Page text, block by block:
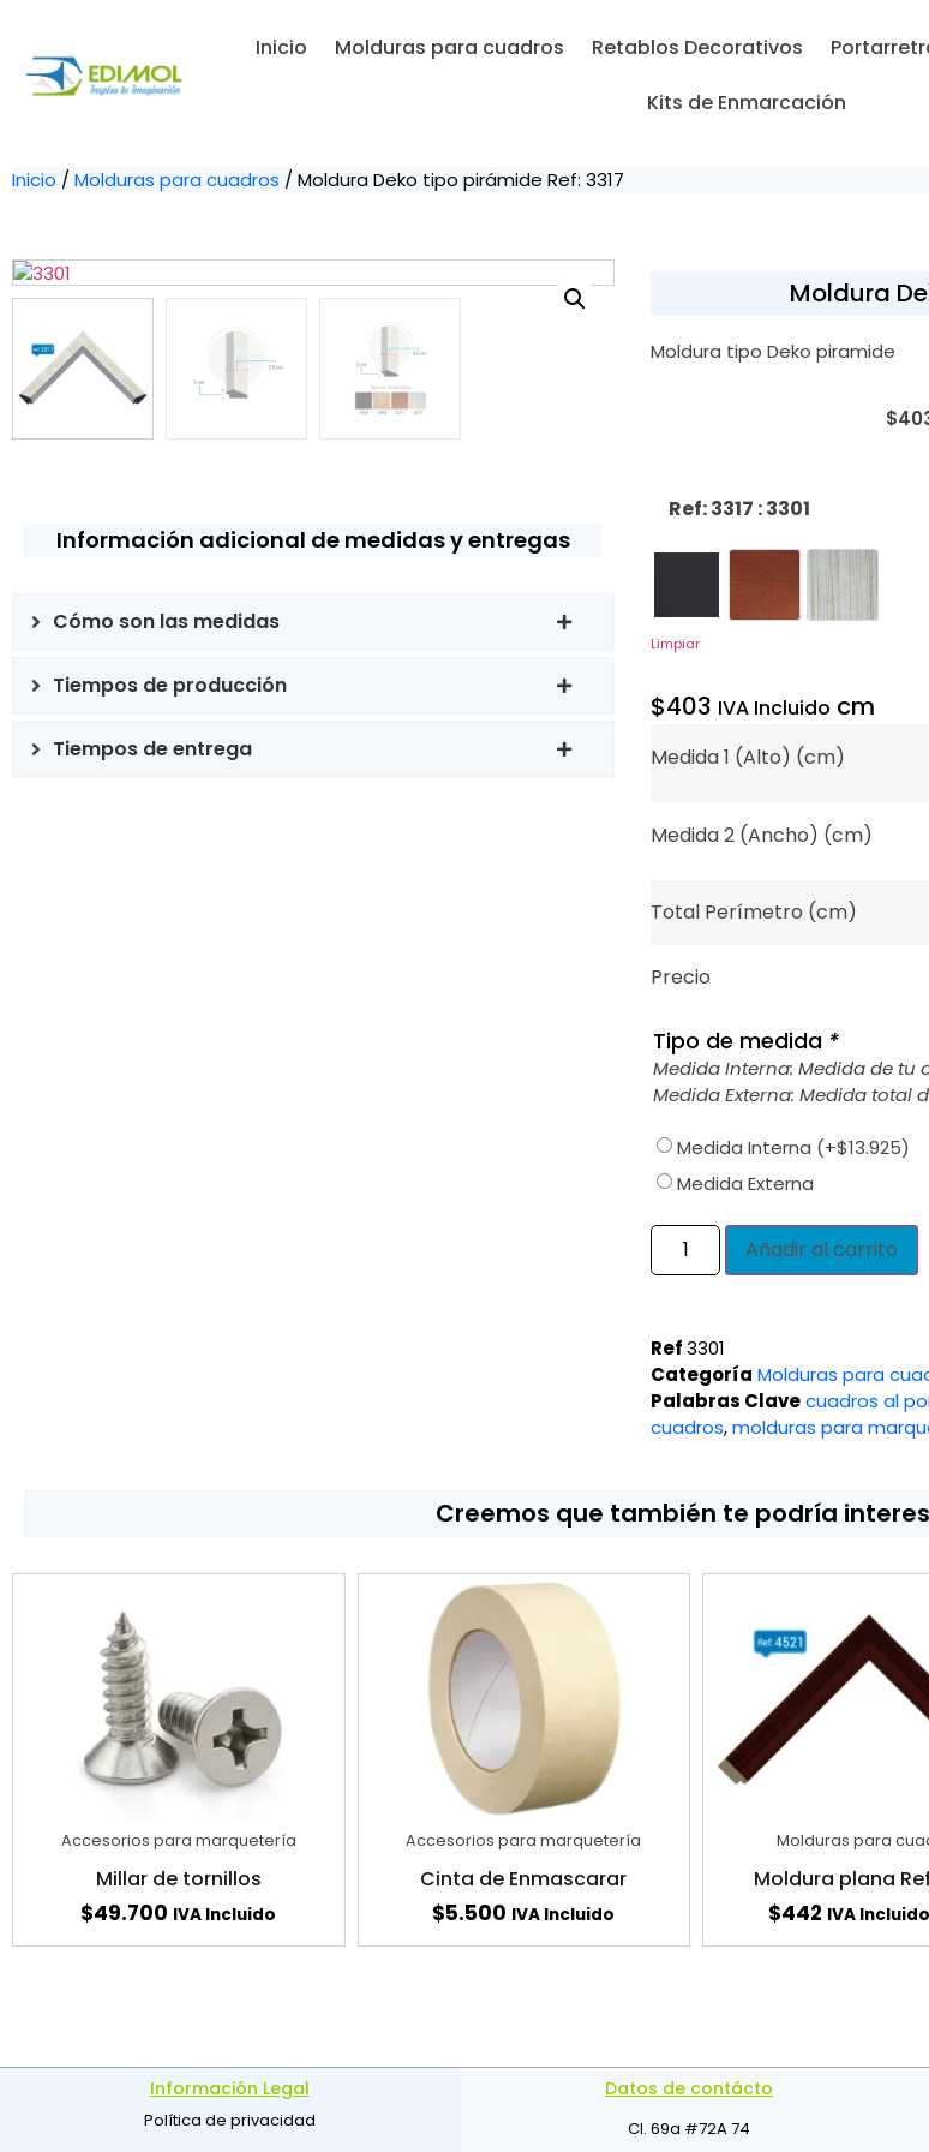
Inicio Molduras para cuadros Retablos Decorativos
Kits de Enmarcación
Inicio / Molduras para cuadros / Moldura Deko tipo pirámide Ref: 3317
Información adicional de medidas y entregas
Cómo son las medidas
Tiempos de producción
Tiempos de entrega
Moldura
Moldura tipo Deko piramide
$
Ref: 3317 : 3301
3317
Limpiar
$403 IVA Incluido cm
Medida 1 (Alto) (cm)
Medida 2 (Ancho) (cm)
Total Perímetro (cm)
Precio
Tipo de medida *
Medida Interna: Medida de tu
Medida Externa: Medida total
Medida Interna (+$13.925)
Medida Externa
Añadir al carrito
Ref3301
Categoría Molduras para
Palabras Clavecuadros al
cuadros,molduras para
Creemos que también te podría
Accesorios para marquetería
Millar de tornillos
$49.700 IVA Incluido
Accesorios para marquetería
Cinta de Enmascarar
$5.500 IVA Incluido
Molduras para
Moldura plana
$442 IVA Incluido
Información Legal
Política de privacidad
Datos de contácto
Cl. 69a #72A 74